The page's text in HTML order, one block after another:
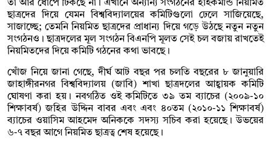
তা আর ধোপে টিকছে না। এখানে অন্যান্য সংগঠনের হাইকমান্ড নিয়মিত
ছাত্রদের দিয়ে যেমন বিশ্ববিদ্যালয়ের কমিটিগুলো ঢেলে সাজিয়েছে,
সাজাচ্ছে; তেমনি নিয়মিত ছাত্রদের প্রাধান্য দিয়ে গড়ে উঠছে নতুন নতুন
সংগঠনও। ছাত্রদলের মূল সংগঠন বিএনপি মূলত সেই চল বজায় রাখতেই
নিয়মিতদের দিয়ে কমিটি গঠনের কথা ভাবছে।
খোঁজ নিয়ে জানা গেছে, দীর্ঘ আট বছর পর চলতি বছরের ৮ জানুয়ারি
জাহাঙ্গীরনগর বিশ্ববিদ্যালয় (জাবি) শাখা ছাত্রদলের আহ্বায়ক কমিটি
ঘোষণা করা হয়। নবগঠিত ওই কমিটিতে ৩৯ তম ব্যাচের (২০০৯-১০
শিক্ষাবর্ষ) জহির উদ্দিন বাবর এবং এবং ৪০তম (২০১০-১১ শিক্ষাবর্ষ)
ব্যাচের ওয়াসিম আহমেদ অনিককে সদস্য সচিব করা হয়েছে। উভয়ের
৬-৭ বছর আগে নিয়মিত ছাত্রত্ব শেষ হয়েছে।